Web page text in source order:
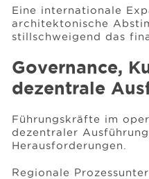
Eine internationale
architektonische
stillschweigend das
Governance,
dezentrale
Führungskräfte im
dezentraler
Herausforderungen.
Regionale